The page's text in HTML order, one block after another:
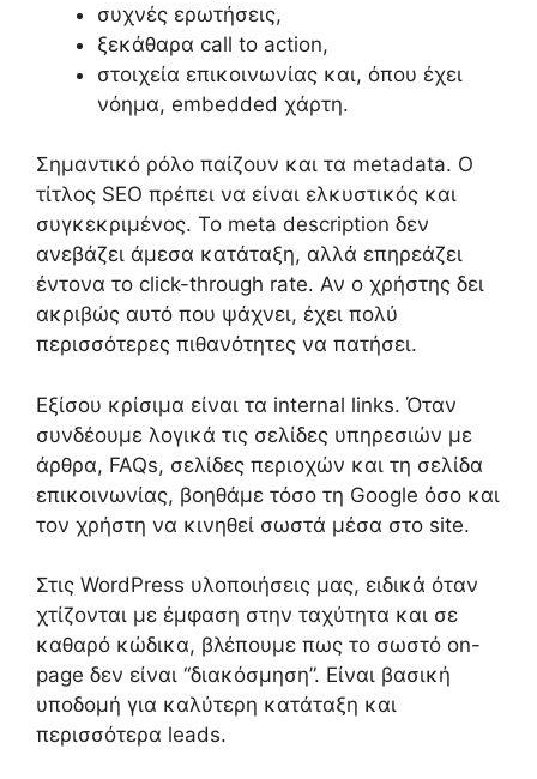
συχνές ερωτήσεις,
ξεκάθαρα call to action,
στοιχεία επικοινωνίας και, όπου έχει
νόημα, embedded χάρτη.
Σημαντικό ρόλο παίζουν και τα metadata. Ο
τίτλος SEO πρέπει να είναι ελκυστικός και
συγκεκριμένος. Το meta description δεν
ανεβάζει άμεσα κατάταξη, αλλά επηρεάζει
έντονα το click-through rate. Αν ο χρήστης δει
ακριβώς αυτό που ψάχνει, έχει πολύ
περισσότερες πιθανότητες να πατήσει.
Εξίσου κρίσιμα είναι τα internal links. Όταν
συνδέουμε λογικά τις σελίδες υπηρεσιών με
άρθρα, FAQs, σελίδες περιοχών και τη σελίδα
επικοινωνίας, βοηθάμε τόσο τη Google όσο και
τον χρήστη να κινηθεί σωστά μέσα στο site.
Στις WordPress υλοποιήσεις μας, ειδικά όταν
χτίζονται με έμφαση στην ταχύτητα και σε
καθαρό κώδικα, βλέπουμε πως το σωστό on-
page δεν είναι “διακόσμηση”. Είναι βασική
υποδομή για καλύτερη κατάταξη και
περισσότερα leads.